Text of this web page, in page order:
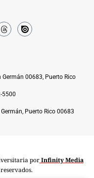
Germán 00683, Puerto Rico
5500
Puerto Rico 00683
porInfinity Media